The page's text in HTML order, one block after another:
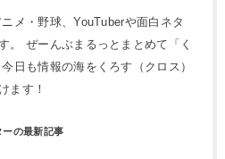
メ・野球、YouTuberや面白ネタ
。 ぜーんぶまるっとまとめて「く
日も情報の海をくろす（クロス）
ます！